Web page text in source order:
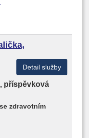
Detail služby
příspěvková
zdravotním